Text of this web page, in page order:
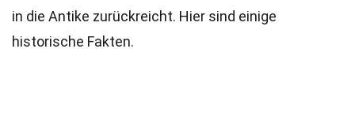
in die Antike zurückreicht. Hier sind einige
historische Fakten.